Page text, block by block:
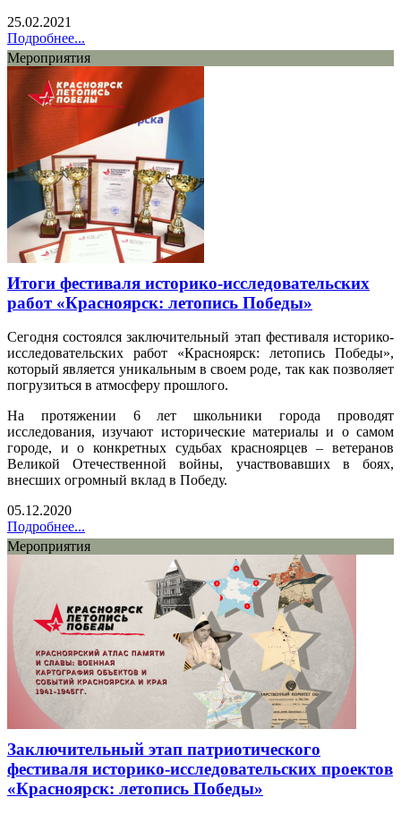
25.02.2021
Подробнее...
Мероприятия
Итоги фестиваля историко-исследовательских
работ «Красноярск: летопись Победы»
Сегодня состоялся заключительный этап фестиваля историко-
исследовательских работ «Красноярск: летопись Победы»,
который является уникальным в своем роде, так как позволяет
погрузиться в атмосферу прошлого.
На протяжении 6 лет школьники города проводят
исследования, изучают исторические материалы и о самом
городе, и о конкретных судьбах красноярцев – ветеранов
Великой Отечественной войны, участвовавших в боях,
внесших огромный вклад в Победу.
05.12.2020
Подробнее...
Мероприятия
Заключительный этап патриотического
фестиваля историко-исследовательских проектов
«Красноярск: летопись Победы»